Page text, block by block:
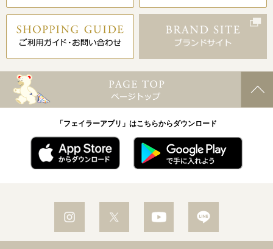
「フェイラーアプリ」はこちらからダウンロード